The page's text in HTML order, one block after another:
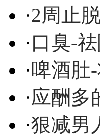
·2周止
·口臭-
·啤酒肚
·应酬多
·狠减男